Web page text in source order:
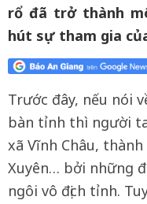
rổ đã trở thành
hút sự tham gia
Trước đây, nếu nói
bàn tỉnh thì người
xã Vĩnh Châu,
Xuyên… bởi những
ngôi vô địch tỉnh.